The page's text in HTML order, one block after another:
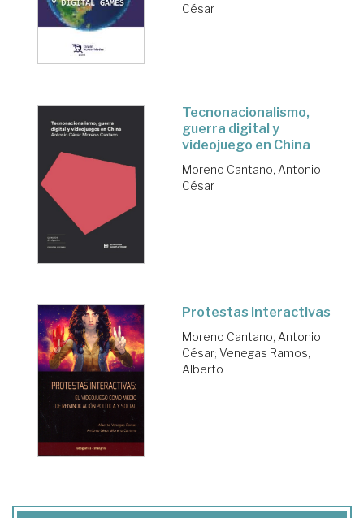
César
Tecnonacionalismo,
guerra digital y
videojuego en China
Moreno Cantano, Antonio
César
Protestas interactivas
Moreno Cantano, Antonio
César; Venegas Ramos,
Alberto